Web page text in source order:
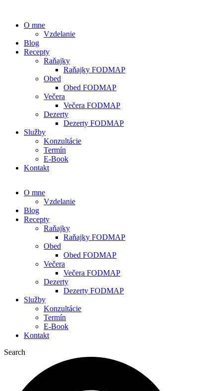
O mne
Vzdelanie
Blog
Recepty
Raňajky
Raňajky FODMAP
Obed
Obed FODMAP
Večera
Večera FODMAP
Dezerty
Dezerty FODMAP
Služby
Konzultácie
Termín
E-Book
Kontakt
O mne
Vzdelanie
Blog
Recepty
Raňajky
Raňajky FODMAP
Obed
Obed FODMAP
Večera
Večera FODMAP
Dezerty
Dezerty FODMAP
Služby
Konzultácie
Termín
E-Book
Kontakt
Search